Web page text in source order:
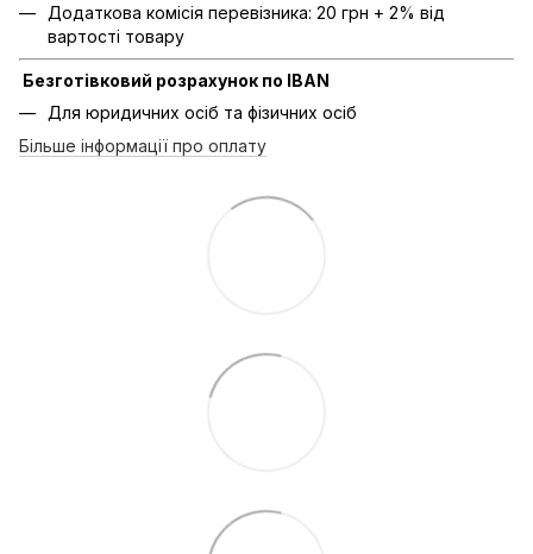
Додаткова комісія перевізника: 20 грн + 2% від
вартості товару
Безготівковий розрахунок по IBAN
Для юридичних осіб та фізичних осіб
Більше інформації про оплату